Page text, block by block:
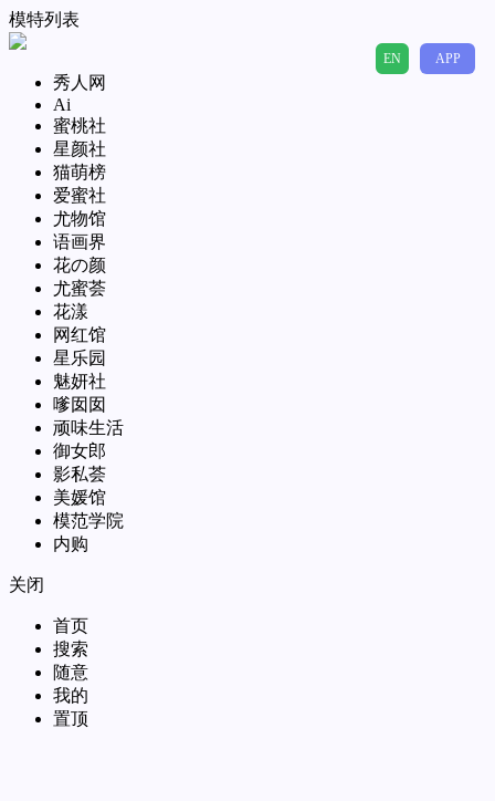
模特列表
APP
EN
秀人网
Ai
蜜桃社
星颜社
猫萌榜
爱蜜社
尤物馆
语画界
花の颜
尤蜜荟
花漾
网红馆
星乐园
魅妍社
嗲囡囡
顽味生活
御女郎
影私荟
美媛馆
模范学院
内购
关闭
首页
搜索
随意
我的
置顶